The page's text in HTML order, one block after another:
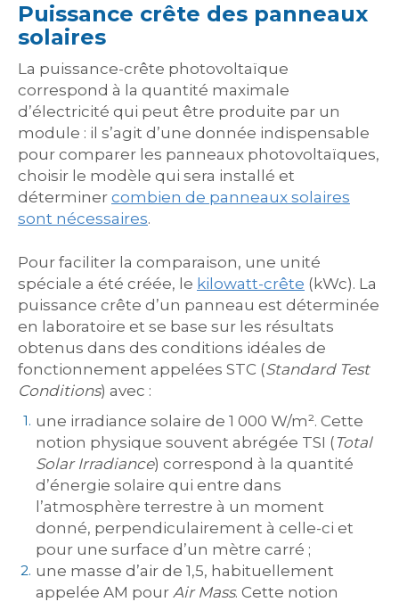
Puissance crête des panneaux
solaires
La puissance-crête photovoltaïque
correspond à la quantité maximale
d’électricité qui peut être produite par un
module : il s’agit d’une donnée indispensable
pour comparer les panneaux photovoltaïques,
choisir le modèle qui sera installé et
déterminer combien de panneaux solaires
sont nécessaires.
Pour faciliter la comparaison, une unité
spéciale a été créée, le kilowatt-crête (kWc). La
puissance crête d’un panneau est déterminée
en laboratoire et se base sur les résultats
obtenus dans des conditions idéales de
fonctionnement appelées STC (Standard Test
Conditions) avec :
une irradiance solaire de 1 000 W/m². Cette
notion physique souvent abrégée TSI ( Total
Solar Irradiance) correspond à la quantité
d’énergie solaire qui entre dans
l’atmosphère terrestre à un moment
donné, perpendiculairement à celle-ci et
pour une surface d’un mètre carré ;
une masse d’air de 1,5, habituellement
appelée AM pour Air Mass. Cette notion